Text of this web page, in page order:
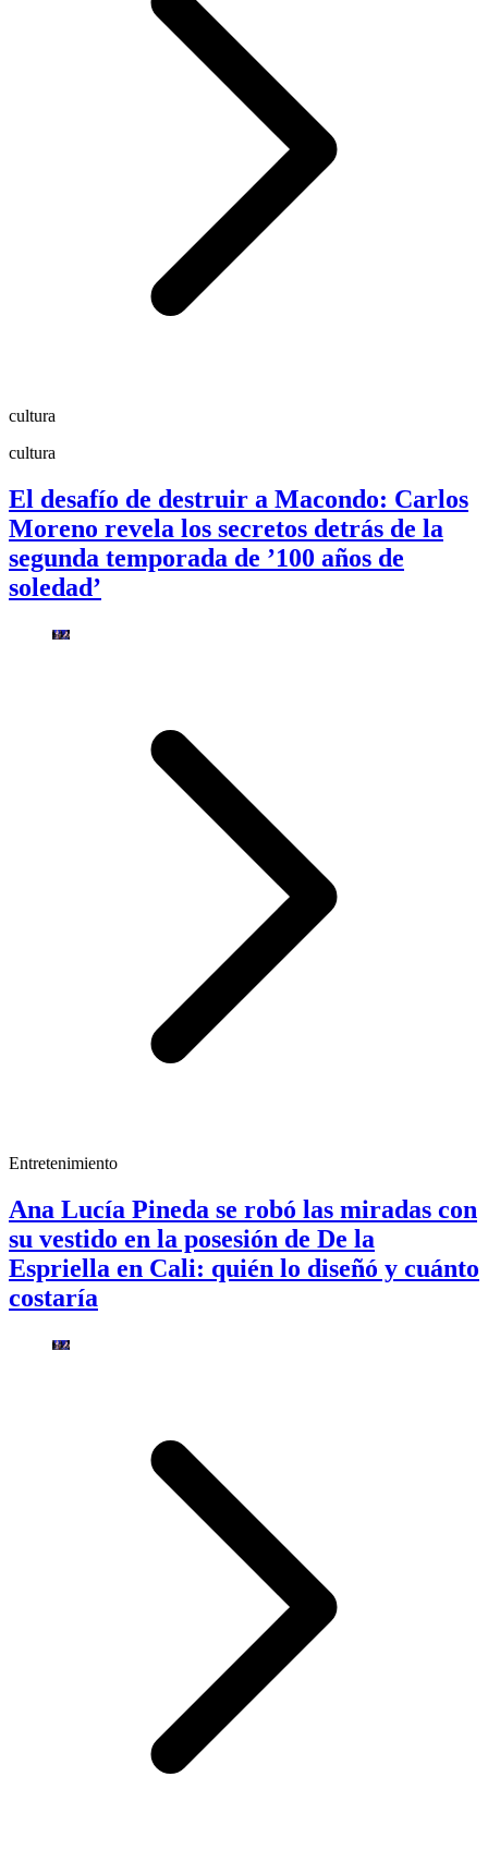
cultura
cultura
El desafío de destruir a Macondo: Carlos
Moreno revela los secretos detrás de la
segunda temporada de ’100 años de
soledad’
Entretenimiento
Ana Lucía Pineda se robó las miradas con
su vestido en la posesión de De la
Espriella en Cali: quién lo diseñó y cuánto
costaría